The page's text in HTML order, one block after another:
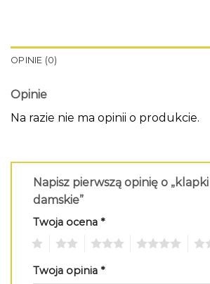
OPINIE (0)
Opinie
Na razie nie ma opinii o produkcie.
Napisz pierwszą opinię o
damskie”
Twoja ocena *
Twoja opinia *